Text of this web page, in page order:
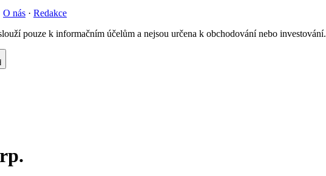
O nás · Redakce
pouze k informačním účelům a nejsou určena k obchodování nebo investování.